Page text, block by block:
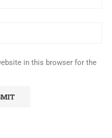
in this browser for the